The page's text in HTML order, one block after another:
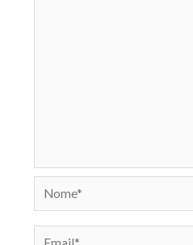
Nome*
Email*